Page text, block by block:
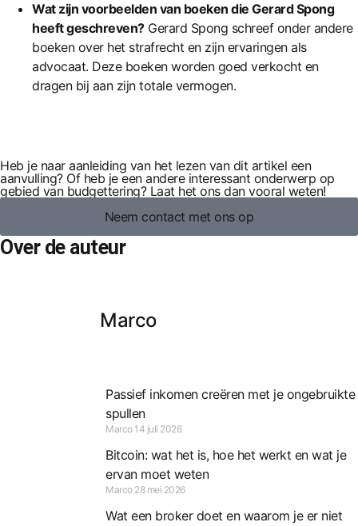
Wat zijn voorbeelden van boeken die Gerard Spong
heeft geschreven?Gerard Spong schreef onder andere
boeken over het strafrecht en zijn ervaringen als
advocaat. Deze boeken worden goed verkocht en
dragen bij aan zijn totale vermogen.
Heb je naar aanleiding van het lezen van dit artikel een
aanvulling? Of heb je een andere interessant onderwerp op
gebied van budgettering? Laat het ons dan vooral weten!
Neem contact met ons op
Over de auteur
Marco
Passief inkomen creëren met je ongebruikte
spullen
Marco 14 juli 2026
Bitcoin: wat het is, hoe het werkt en wat je
ervan moet weten
Marco 28 mei 2026
Wat een broker doet en waarom je er niet